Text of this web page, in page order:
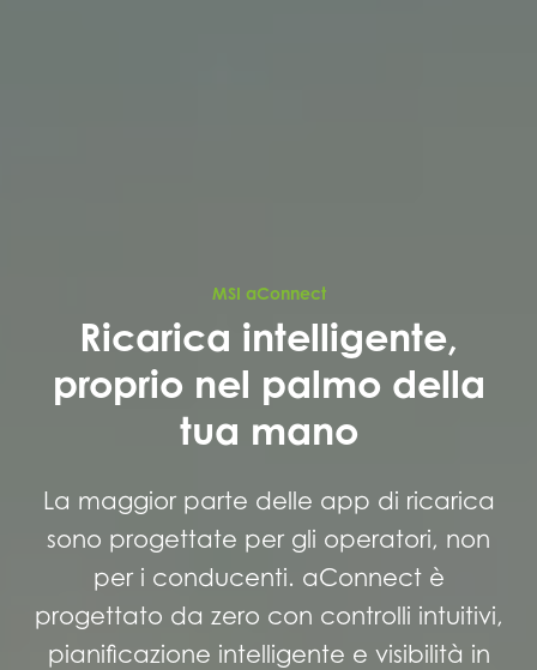
MSI aConnect
Ricarica intelligente,
proprio nel palmo della
tua mano
La maggior parte delle app di ricarica
sono progettate per gli operatori, non
per i conducenti. aConnect è
progettato da zero con controlli intuitivi,
pianificazione intelligente e visibilità in